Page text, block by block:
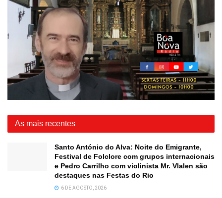
As mais recentes
Santo António do Alva: Noite do Emigrante,
Festival de Folclore com grupos internacionais
e Pedro Carrilho com violinista Mr. Vlalen são
destaques nas Festas do Rio
6 DE AGOSTO, 2026